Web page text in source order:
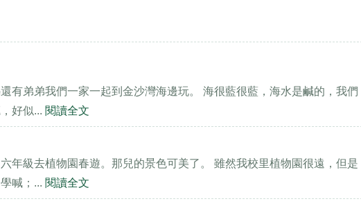
有弟弟我們一家一起到金沙灣海邊玩。 海很藍很藍，海水是鹹的，我們
好似... 閱讀全文
年級去植物園春遊。那兒的景色可美了。 雖然我校里植物園很遠，但是
喊；... 閱讀全文